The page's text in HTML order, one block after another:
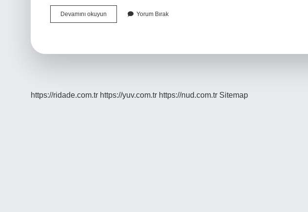
Devamını okuyun
Onayı
Yorum Bırak
https://ridade.com.tr https://yuv.com.tr https://nud.com.tr Sitemap